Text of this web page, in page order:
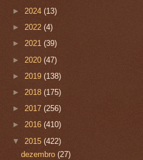
► 2024 (13)
► 2022 (4)
► 2021 (39)
► 2020 (47)
► 2019 (138)
► 2018 (175)
► 2017 (256)
► 2016 (410)
▼ 2015 (422)
dezembro(27)